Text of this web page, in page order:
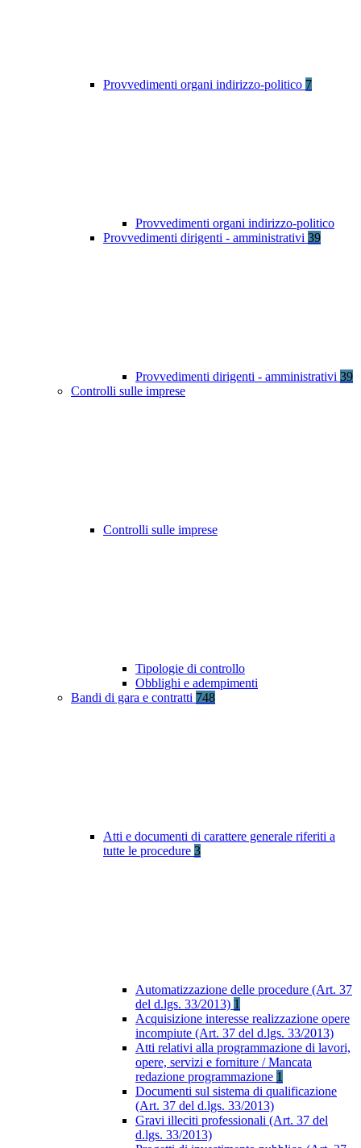
Provvedimenti organi indirizzo-politico 7
Provvedimenti organi indirizzo-politico
Provvedimenti dirigenti - amministrativi 39
Provvedimenti dirigenti - amministrativi 39
Controlli sulle imprese
Controlli sulle imprese
Tipologie di controllo
Obblighi e adempimenti
Bandi di gara e contratti 748
Atti e documenti di carattere generale riferiti a
tutte le procedure 3
Automatizzazione delle procedure (Art. 37
del d.lgs. 33/2013) 1
Acquisizione interesse realizzazione opere
incompiute (Art. 37 del d.lgs. 33/2013)
Atti relativi alla programmazione di lavori,
opere, servizi e forniture / Mancata
redazione programmazione 1
Documenti sul sistema di qualificazione
(Art. 37 del d.lgs. 33/2013)
Gravi illeciti professionali (Art. 37 del
d.lgs. 33/2013)